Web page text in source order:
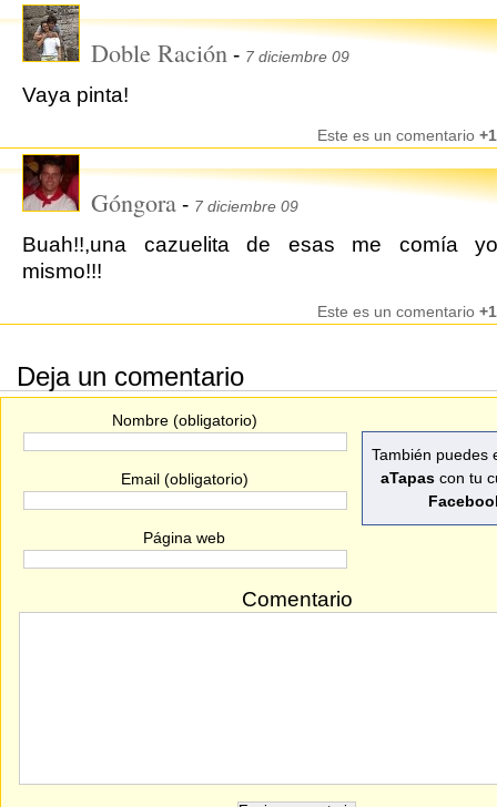
Doble Ración - 7 diciembre 09
Vaya pinta!
Este es un comentario +1
Góngora - 7 diciembre 09
Buah!!,una cazuelita de esas me comía
mismo!!!
Este es un comentario +1
Deja un comentario
Nombre (obligatorio)
Email (obligatorio)
Página web
También puedes
aTapascon tu
Comentario